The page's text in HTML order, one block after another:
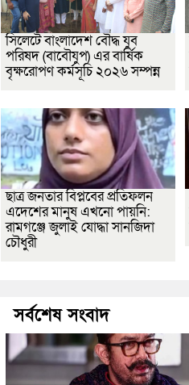
সিলেটে বাংলাদেশ বৌদ্ধ যুব
পরিষদ (বাবৌযুপ) এর বার্ষিক
বৃক্ষরোপণ কর্মসূচি ২০২৬ সম্পন্ন
ছাত্র জনতার বিপ্লবের প্রতিফলন
এদেশের মানুষ এখনো পায়নি:
রামগঞ্জে জুলাই যোদ্ধা সানজিদা
চৌধুরী
সর্বশেষ সংবাদ